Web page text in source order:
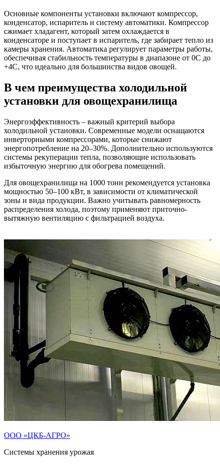
Основные компоненты установки включают компрессор,
конденсатор, испаритель и систему автоматики. Компрессор
сжимает хладагент, который затем охлаждается в
конденсаторе и поступает в испаритель, где забирает тепло из
камеры хранения. Автоматика регулирует параметры работы,
обеспечивая стабильность температуры в диапазоне от 0C до
+4C, что идеально для большинства видов овощей.
В чем преимущества холодильной
установки для овощехранилища
Энергоэффективность – важный критерий выбора
холодильной установки. Современные модели оснащаются
инверторными компрессорами, которые снижают
энергопотребление на 20–30%. Дополнительно используются
системы рекуперации тепла, позволяющие использовать
избыточную энергию для обогрева помещений.
Для овощехранилища на 1000 тонн рекомендуется установка
мощностью 50–100 кВт, в зависимости от климатической
зоны и вида продукции. Важно учитывать равномерность
распределения холода, поэтому применяют приточно-
вытяжную вентиляцию с фильтрацией воздуха.
ООО «ЦКБ-АГРО»
Системы хранения урожая